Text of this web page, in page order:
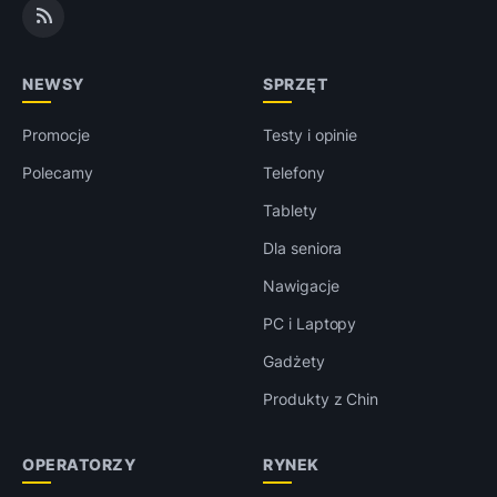
NEWSY
Promocje
Polecamy
SPRZĘT
Testy i opinie
Telefony
Tablety
Dla seniora
Nawigacje
PC i Laptopy
Gadżety
Produkty z Chin
OPERATORZY RYNEK